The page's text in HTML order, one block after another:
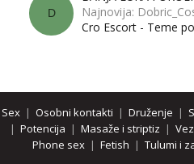
D
Najnovija:
Cro Escort - Teme
Sex| Osobni kontakti | Druženje |
| Potencija | Masaže i striptiz |
Phone sex| Fetish | Tulumi i